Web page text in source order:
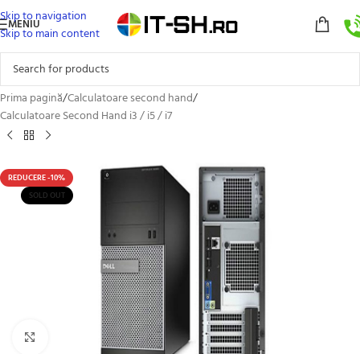
Skip to navigation
Skip to main content
MENIU
Prima pagină/Calculatoare second hand/
Calculatoare Second Hand i3 / i5 / i7
REDUCERE -10%
SOLD OUT
Click to enlarge